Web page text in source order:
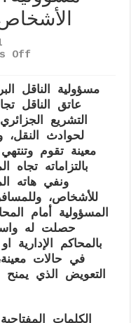
الأشخاص
Off
البري
عن
سلامة
الأشخاص
في
القانون
الجزائري
مسؤولية الناقل
عاتق الناقل
التشريع
لحوادث النقل،
معينة تقوم
بالتزاماته
ونفي هاته
للأشخاص،
المسؤولية أمام
حصلت له
بالمحاكم الإدارية
في حالات
التعويض الذي
الكلمات المفتاحية